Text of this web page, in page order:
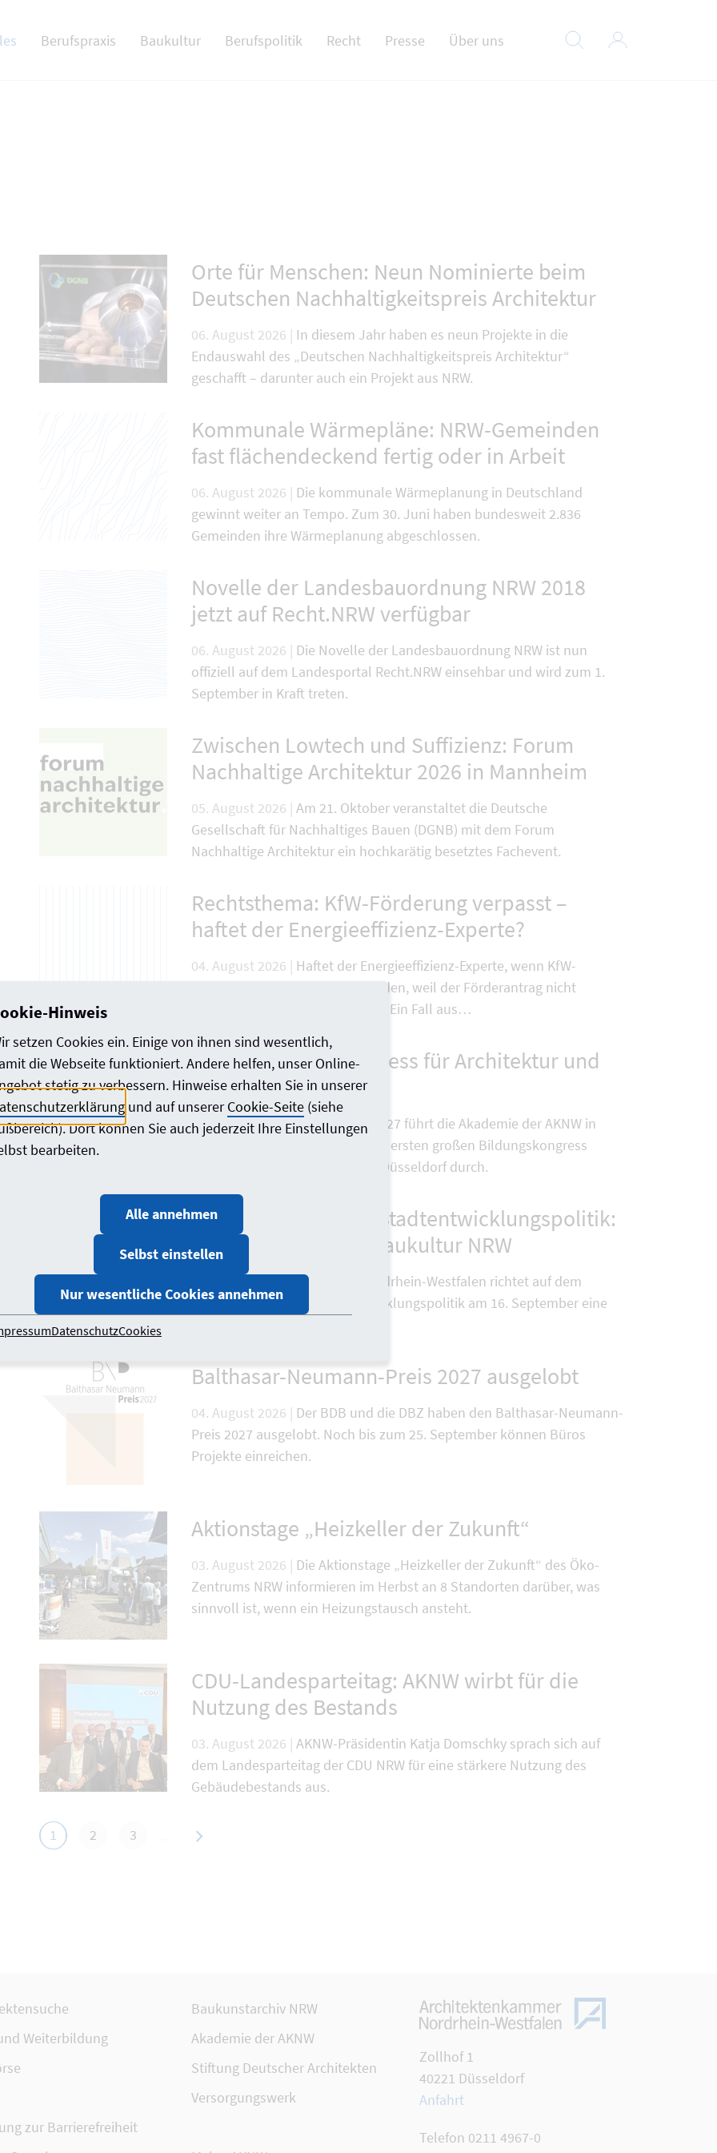
Berufspraxis Baukultur Berufspolitik Recht Presse Über uns
zu überspringen.
Orte für Menschen: Neun Nominierte beim
Deutschen Nachhaltigkeitspreis Architektur
06. August 2026 | In diesem Jahr haben es neun Projekte in die
Endauswahl des „Deutschen Nachhaltigkeitspreis Architektur“
geschafft – darunter auch ein Projekt aus NRW.
Kommunale Wärmepläne: NRW-Gemeinden
fast flächendeckend fertig oder in Arbeit
06. August 2026 | Die kommunale Wärmeplanung in Deutschland
gewinnt weiter an Tempo. Zum 30. Juni haben bundesweit 2.836
Gemeinden ihre Wärmeplanung abgeschlossen.
Novelle der Landesbauordnung NRW 2018
jetzt auf Recht.NRW verfügbar
06. August 2026 | Die Novelle der Landesbauordnung NRW ist nun
offiziell auf dem Landesportal Recht.NRW einsehbar und wird zum 1.
September in Kraft treten.
Zwischen Lowtech und Suffizienz: Forum
Nachhaltige Architektur 2026 in Mannheim
05. August 2026 | Am 21. Oktober veranstaltet die Deutsche
Gesellschaft für Nachhaltiges Bauen (DGNB) mit dem Forum
Nachhaltige Architektur ein hochkarätig besetztes Fachevent.
Rechtsthema: KfW-Förderung verpasst –
haftet der Energieeffizienz-Experte?
04. August 2026 | Haftet der Energieeffizienz-Experte, wenn KfW-
Fördermittel nicht bewilligt wurden, weil der Förderantrag nicht
fristgerecht eingereicht wurde? - Ein Fall aus…
KONTUR 2027: Kongress für Architektur und
Stadtplanung
04. August 2026 |Am 11. März 2027 führt die Akademie der AKNW in
Kooperation mit der AKNW ihren ersten großen Bildungskongress
„KONTUR“ im Congress Center Düsseldorf durch.
Kongress Nationale Stadtentwicklungspolitik:
Zukunftsarena von Baukultur NRW
Baukultur Nordrhein-Westfalen richtet auf dem
Kongress Nationale Stadtentwicklungspolitik am 16. September eine
Balthasar-Neumann-Preis 2027 ausgelobt
04. August 2026 | Der BDB und die DBZ haben den Balthasar-Neumann-
Preis 2027 ausgelobt. Noch bis zum 25. September können Büros
Projekte einreichen.
Aktionstage „Heizkeller der Zukunft“
03. August 2026 | Die Aktionstage „Heizkeller der Zukunft“ des Öko-
Zentrums NRW informieren im Herbst an 8 Standorten darüber, was
sinnvoll ist, wenn ein Heizungstausch ansteht.
CDU-Landesparteitag: AKNW wirbt für die
Nutzung des Bestands
03. August 2026 | AKNW-Präsidentin Katja Domschky sprach sich auf
dem Landesparteitag der CDU NRW für eine stärkere Nutzung des
Gebäudebestands aus.
1 2 3 nächste
Weiterbildung
zur Barrierefreiheit
Baukunstarchiv NRW
Akademie der AKNW
Stiftung Deutscher Architekten
Versorgungswerk
Zollhof 1
40221 Düsseldorf
Anfahrt
Telefon 0211 4967-0
Hinweis
setzen Cookies ein. Einige von ihnen sind wesentlich,
die Webseite funktioniert. Andere helfen, unser Online-
stetig zu verbessern. Hinweise erhalten Sie in unserer
und auf unsererCookie-Seite (siehe
Dort können Sie auch jederzeit Ihre Einstellungen
bearbeiten.
Alle annehmen
Selbst einstellen
Nur wesentliche Cookies annehmen
DatenschutzCookies